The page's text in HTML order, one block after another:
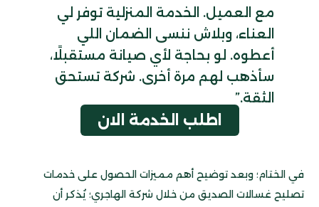
مع العميل. الخدمة المنزلية توفر لي
العناء، وبلاش ننسى الضمان اللي
أعطوه. لو بحاجة لأي صيانة مستقبلًا،
سأذهب لهم مرة أخرى. شركة تستحق
الثقة.”
اطلب الخدمة الان
في الختام؛ وبعد توضيح أهم مميزات الحصول على خدمات
تصليح غسالات الصديق من خلال شركة الهاجري؛ يُذكر أن